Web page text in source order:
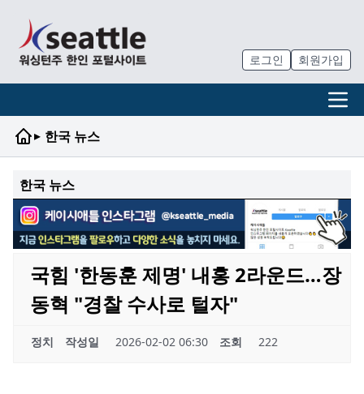
로그인 회원가입
▸ 한국 뉴스
한국 뉴스
국힘 '한동훈 제명' 내홍 2라운드…장
동혁 "경찰 수사로 털자"
정치 작성일 2026-02-02 06:30 조회 222